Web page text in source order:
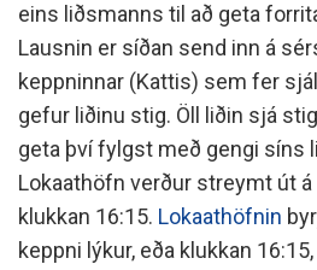
eins liðsmanns til að geta
Lausnin er síðan send inn á
keppninnar (Kattis) sem fer
gefur liðinu stig. Öll liðin sjá
geta því fylgst með gengi síns
Lokaathöfn verður streymt út
klukkan 16:15. Lokaathöfnin
keppni lýkur, eða klukkan